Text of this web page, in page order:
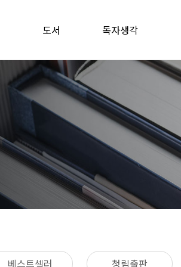
도서 독자생각
베스트셀러 청림출판